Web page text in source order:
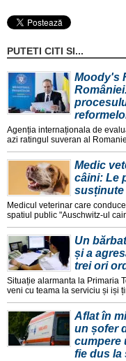
PUTETI CITI SI...
Moody's
Agenția internaționala de
azi ratingul suveran al
Medic
câini: Le
susținute
Medicul veterinar care
spatiul public "Auschwitz-ul
Un
și a
trei ori
Situație alarmanta la Primaria
veni cu teama la serviciu și iși
Aflat în
un șofer
cumpere
fie dus la